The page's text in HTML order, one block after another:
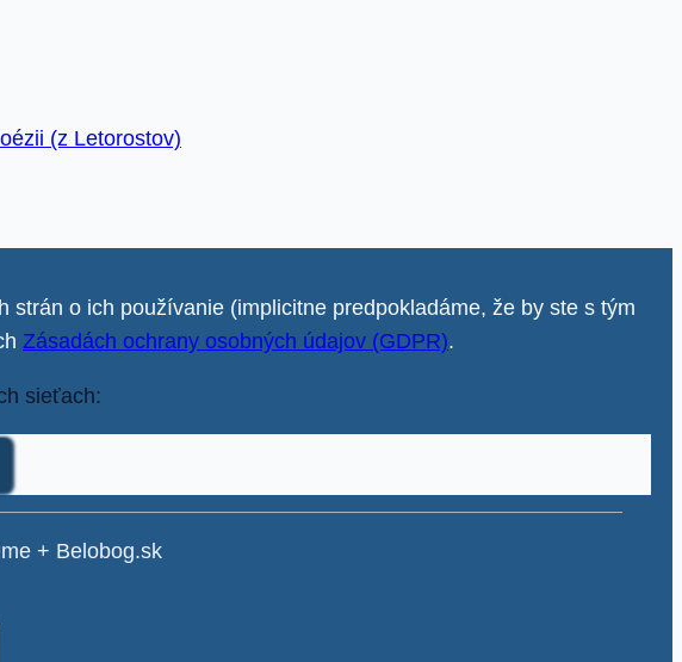
(z Letorostov)
o ich používanie (implicitne predpokladáme, že by ste s tým
Zásadách ochrany osobných údajov (GDPR).
sieťach:
+ Belobog.sk